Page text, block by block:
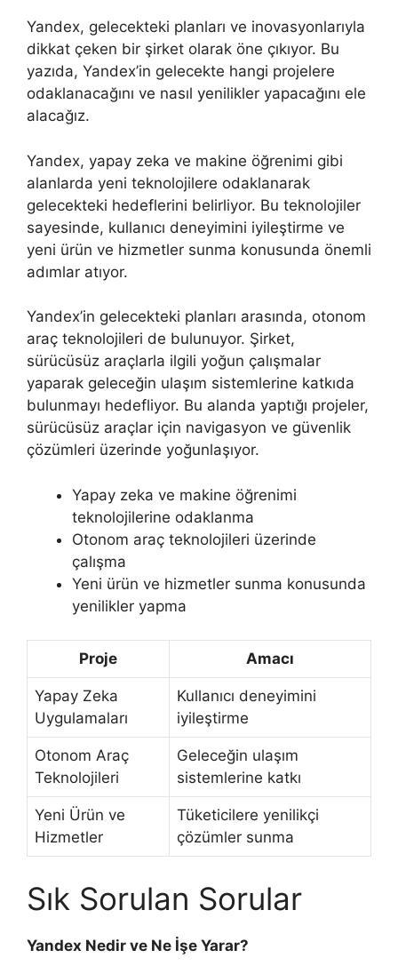
Yandex, gelecekteki planları ve inovasyonlarıyla
dikkat çeken bir şirket olarak öne çıkıyor. Bu
yazıda, Yandex’in gelecekte hangi projelere
odaklanacağını ve nasıl yenilikler yapacağını ele
alacağız.
Yandex, yapay zeka ve makine öğrenimi gibi
alanlarda yeni teknolojilere odaklanarak
gelecekteki hedeflerini belirliyor. Bu teknolojiler
sayesinde, kullanıcı deneyimini iyileştirme ve
yeni ürün ve hizmetler sunma konusunda önemli
adımlar atıyor.
Yandex’in gelecekteki planları arasında, otonom
araç teknolojileri de bulunuyor. Şirket,
sürücüsüz araçlarla ilgili yoğun çalışmalar
yaparak geleceğin ulaşım sistemlerine katkıda
bulunmayı hedefliyor. Bu alanda yaptığı projeler,
sürücüsüz araçlar için navigasyon ve güvenlik
çözümleri üzerinde yoğunlaşıyor.
Yapay zeka ve makine öğrenimi
teknolojilerine odaklanma
Otonom araç teknolojileri üzerinde
çalışma
Yeni ürün ve hizmetler sunma konusunda
yenilikler yapma
Proje Amacı
Yapay Zeka
Uygulamaları
Kullanıcı deneyimini
iyileştirme
Otonom Araç
Teknolojileri
Geleceğin ulaşım
sistemlerine katkı
Yeni Ürün ve
Hizmetler
Tüketicilere yenilikçi
çözümler sunma
Sık Sorulan Sorular
Yandex Nedir ve Ne İşe Yarar?